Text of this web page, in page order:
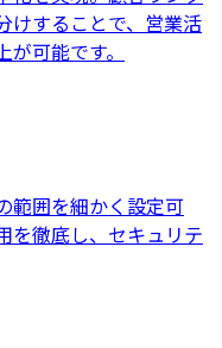
けすることで、営業活
可能です。
範囲を細かく設定可
を徹底し、セキュリテ